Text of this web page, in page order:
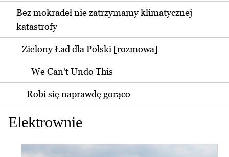
Bez mokradeł nie zatrzymamy klimatycznej
katastrofy
Zielony Ład dla Polski [rozmowa]
We Can't Undo This
Robi się naprawdę gorąco
Elektrownie